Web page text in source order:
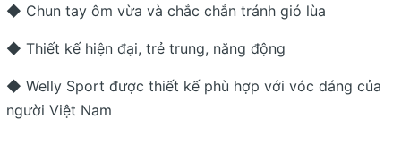
◆ Chun tay ôm vừa và chắc chắn tránh gió lùa
◆ Thiết kế hiện đại, trẻ trung, năng động
◆ Welly Sport được thiết kế phù hợp với vóc dáng của
người Việt Nam